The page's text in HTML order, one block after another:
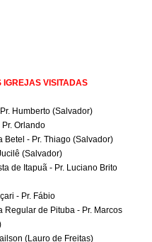
IGREJAS VISITADAS
Humberto (Salvador)
Orlando
Betel - Pr. Thiago (Salvador)
(Salvador)
de Itapuã - Pr. Luciano Brito
- Pr. Fábio
Regular de Pituba - Pr. Marcos
(Lauro de Freitas)